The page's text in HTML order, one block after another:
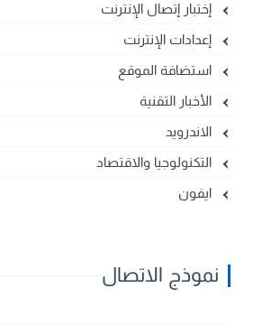
إختبار إتصال الإنترنت
إعدادات الإنترنت
استضافة الموقع
الأخبار التقنية
الاندرويد
التكنولوجيا والاقتصاد
ايفون
نموذج الاتصال